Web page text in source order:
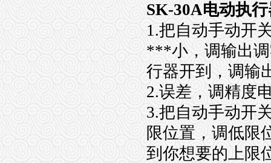
SK-30A电动执
1.把自动手动开
***小，调输出调
行器开到，调输
2.误差，调精度
3.把自动手动开
限位置，调低限
到你想要的上限